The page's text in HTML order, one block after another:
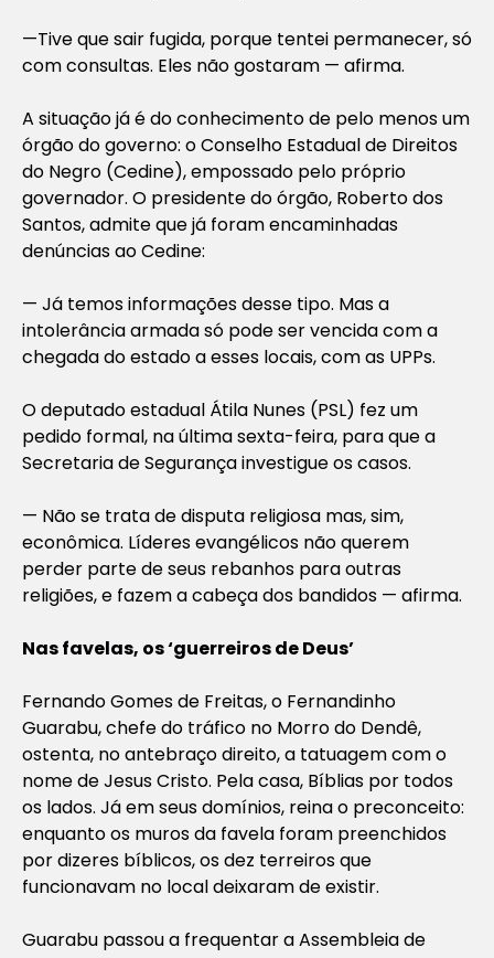
—Tive que sair fugida, porque tentei permanecer, só
com consultas. Eles não gostaram — afirma.
A situação já é do conhecimento de pelo menos um
órgão do governo: o Conselho Estadual de Direitos
do Negro (Cedine), empossado pelo próprio
governador. O presidente do órgão, Roberto dos
Santos, admite que já foram encaminhadas
denúncias ao Cedine:
— Já temos informações desse tipo. Mas a
intolerância armada só pode ser vencida com a
chegada do estado a esses locais, com as UPPs.
O deputado estadual Átila Nunes (PSL) fez um
pedido formal, na última sexta-feira, para que a
Secretaria de Segurança investigue os casos.
— Não se trata de disputa religiosa mas, sim,
econômica. Líderes evangélicos não querem
perder parte de seus rebanhos para outras
religiões, e fazem a cabeça dos bandidos — afirma.
Nas favelas, os ‘guerreiros de Deus’
Fernando Gomes de Freitas, o Fernandinho
Guarabu, chefe do tráfico no Morro do Dendê,
ostenta, no antebraço direito, a tatuagem com o
nome de Jesus Cristo. Pela casa, Bíblias por todos
os lados. Já em seus domínios, reina o preconceito:
enquanto os muros da favela foram preenchidos
por dizeres bíblicos, os dez terreiros que
funcionavam no local deixaram de existir.
Guarabu passou a frequentar a Assembleia de